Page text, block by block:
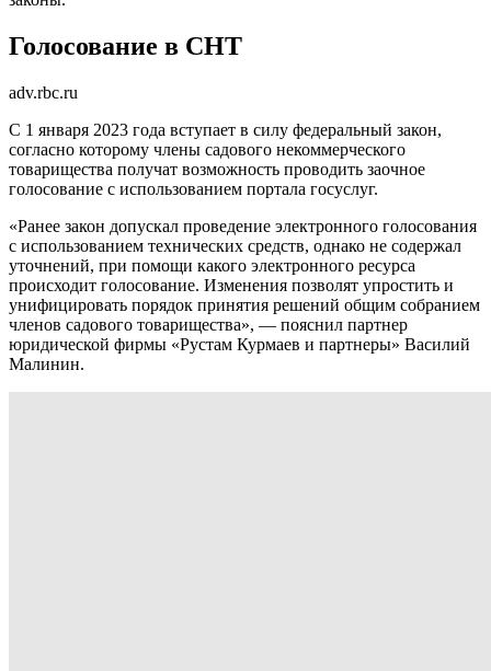
Голосование в СНТ
adv.rbc.ru
С 1 января 2023 года вступает в силу федеральный закон,
согласно которому члены садового некоммерческого
товарищества получат возможность проводить заочное
голосование с использованием портала госуслуг.
«Ранее закон допускал проведение электронного голосования
с использованием технических средств, однако не содержал
уточнений, при помощи какого электронного ресурса
происходит голосование. Изменения позволят упростить и
унифицировать порядок принятия решений общим собранием
членов садового товарищества», — пояснил партнер
юридической фирмы «Рустам Курмаев и партнеры» Василий
Малинин.